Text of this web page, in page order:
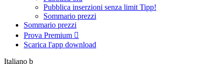
Pubblica inserzioni senza limit Tipp!
Sommario prezzi
Sommario prezzi
Prova Premium 
Scarica l'app download
Italiano b